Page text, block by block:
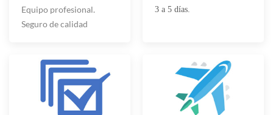
Equipo profesional.
Seguro de calidad
3 a 5 días.